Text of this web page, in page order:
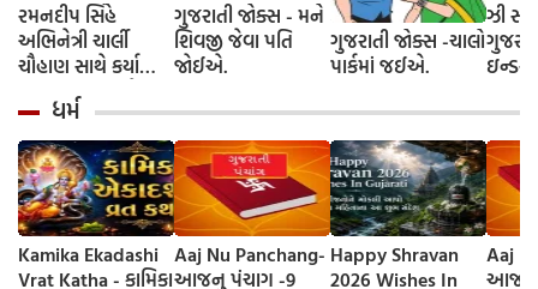
રમનદીપ સિંહે
અભિનેત્રી ચાર્લી
ચૌહાણ સાથે કર્યા
લગ્ન, જશ્નમાં ક્રિકેટ
જગતના કલાકારોની
હાજરી
ગુજરાતી જોક્સ - મને
શિવજી જેવા પતિ
જોઈએ.
ગુજરાતી જોક્સ -ચાલો
પાર્કમાં જઈએ.
ઝી
ચેરી'
રિલીઝ
ધર્મ
Kamika Ekadashi
Vrat Katha - કામિકા
Aaj Nu Panchang-
આજનુ પંચાગ -9
Happy Shravan
2026 Wishes In
Aaj
આજનુ